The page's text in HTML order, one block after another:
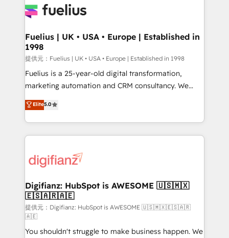
for you and execute it on HubSpot. We are on the
framework, meaning we've been accredited by
HubSpot and vetted by the CCS, which means we
can support public sector companies as well the
other ones listed in our profile. Our services: -
HubSpot implementation - HubSpot CMS website
is there for you to: - Grow revenue, and run your
business more efficiently - Build stronger
more people - Get the most out of your HubSpot
investment
Fuelius | UK • USA • Europe | Established in
1998
提供元：Fuelius | UK • USA • Europe | Established in 1998
Fuelius is a 25-year-old digital transformation,
marketing automation and CRM consultancy. We
enable mid-market and enterprise clients to
maximise their return from digital and fuel their
growth. We modernise platforms, streamline
operations that are causing inefficiencies, improve
supercharge revenue operations Key services: • CRM
Transformation / Web Development • RevOps &
Sales Consulting • Marketing Automation What
makes us different? 🚀 Top 0.5% of global HubSpot
agencies ⚙️ The strongest technical ability and
integration capabilities 💼 Consultative, long-term
Elite5.0
Digifianz: HubSpot is AWESOME 🇺🇸🇲🇽
🇪🇸🇦🇷🇦🇪
提供元：Digifianz: HubSpot is AWESOME 🇺🇸🇲🇽🇪🇸🇦🇷
🇦🇪
You shouldn't struggle to make business happen. We